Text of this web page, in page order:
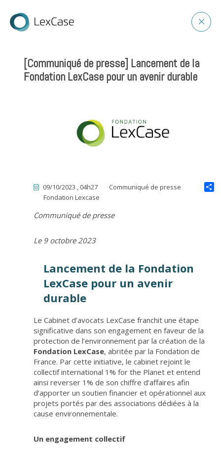
[Communiqué de presse] Lancement de la
Fondation LexCase pour un avenir durable
09/10/2023 , 04h27
Communiqué de presse
Fondation Lexcase
Communiqué de presse
Le 9 octobre 2023
Lancement de la Fondation
LexCase pour un avenir
durable
Le Cabinet d’avocats LexCase franchit une étape
significative dans son engagement en faveur de la
protection de l’environnement par la création de la
Fondation LexCase, abritée par la Fondation de
France. Par cette initiative, le cabinet rejoint le
collectif international 1% for the Planet et entend
ainsi reverser 1% de son chiffre d’affaires afin
d’apporter un soutien financier et opérationnel aux
projets portés par des associations dédiées à la
cause environnementale.
Un engagement collectif